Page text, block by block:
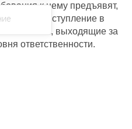
к нему предъявят,
на вступление в
выходящие за
ответственности.